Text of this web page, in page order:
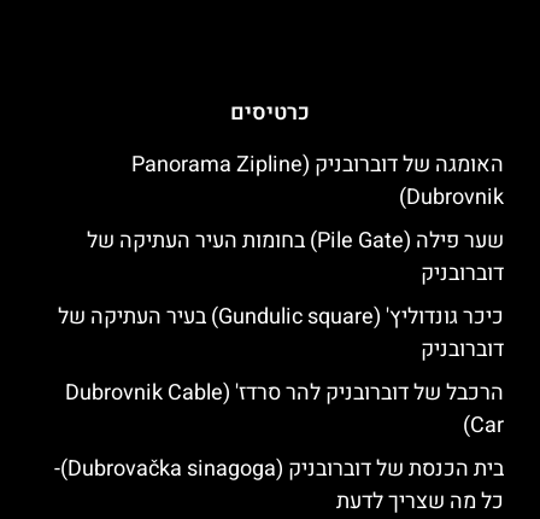
כרטיסים
האומגה של דוברובניק (Panorama Zipline
Dubrovnik)
שער פילה (Pile Gate) בחומות העיר העתיקה של
דוברובניק
כיכר גונדוליץ' (Gundulic square) בעיר העתיקה של
דוברובניק
הרכבל של דוברובניק להר סרדז' (Dubrovnik Cable
Car)
בית הכנסת של דוברובניק (Dubrovačka sinagoga)-
כל מה שצריך לדעת